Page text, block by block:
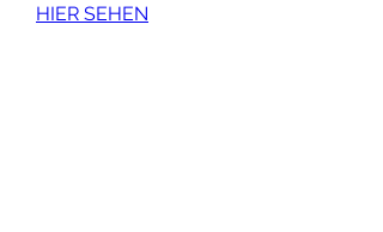
HIER SEHEN